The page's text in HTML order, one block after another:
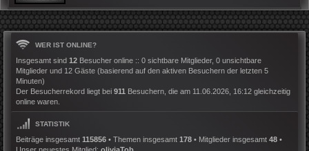
WER IST ONLINE?
Insgesamt sind 12 Besucher online :: 0 sichtbare Mitglieder, 0 unsichtbare
Mitglieder und 12 Gäste (basierend auf den aktiven Besuchern der letzten 5
Minuten)
Der Besucherrekord liegt bei 911 Besuchern, die am 11.06.2026, 16:12 gleichzeitig
online waren.
STATISTIK
Beiträge insgesamt 115856 • Themen insgesamt 178 • Mitglieder insgesamt 48 •